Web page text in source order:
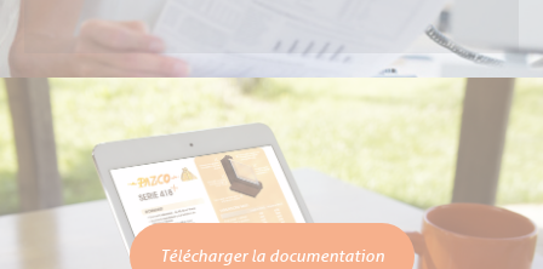
Télécharger la documentation